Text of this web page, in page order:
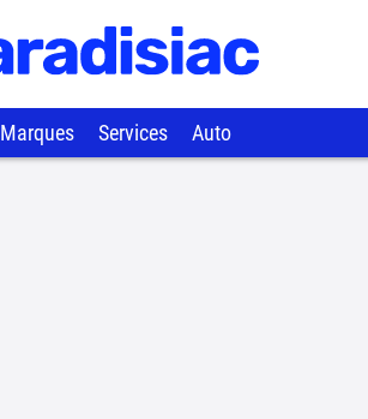
Marques Services Auto